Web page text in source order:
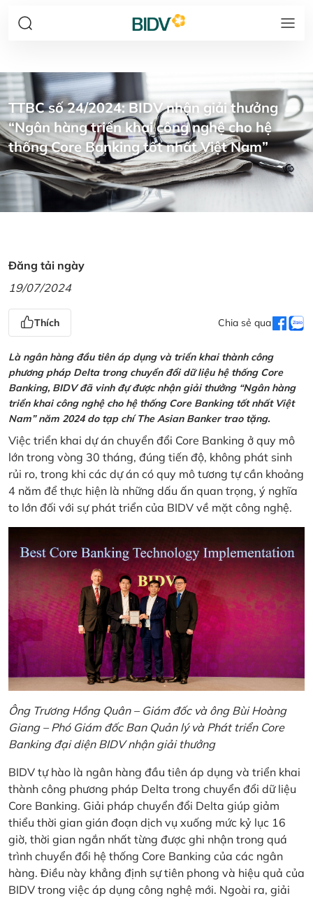
TTBC số 24/2024: BIDV nhận giải thưởng
“Ngân hàng triển khai công nghệ cho hệ
thống Core Banking tốt nhất Việt Nam”
Đăng tải ngày
19/07/2024
Thích Chia sẻ qua
Là ngân hàng đầu tiên áp dụng và triển khai thành công
phương pháp Delta trong chuyển đổi dữ liệu hệ thống Core
Banking, BIDV đã vinh đự được nhận giải thưởng “Ngân hàng
triển khai công nghệ cho hệ thống Core Banking tốt nhất Việt
Nam” năm 2024 do tạp chí The Asian Banker trao tặng.
Việc triển khai dự án chuyển đổi Core Banking ở quy mô
lớn trong vòng 30 tháng, đúng tiến độ, không phát sinh
rủi ro, trong khi các dự án có quy mô tương tự cần khoảng
4 năm để thực hiện là những dấu ấn quan trọng, ý nghĩa
to lớn đối với sự phát triển của BIDV về mặt công nghệ.
Ông Trương Hồng Quân – Giám đốc và ông Bùi Hoàng
Giang – Phó Giám đốc Ban Quản lý và Phát triển Core
Banking đại diện BIDV nhận giải thưởng
BIDV tự hào là ngân hàng đầu tiên áp dụng và triển khai
thành công phương pháp Delta trong chuyển đổi dữ liệu
Core Banking. Giải pháp chuyển đổi Delta giúp giảm
thiểu thời gian gián đoạn dịch vụ xuống mức kỷ lục 16
giờ, thời gian ngắn nhất từng được ghi nhận trong quá
trình chuyển đổi hệ thống Core Banking của các ngân
hàng. Điều này khẳng định sự tiên phong và hiệu quả của
BIDV trong việc áp dụng công nghệ mới. Ngoài ra, giải